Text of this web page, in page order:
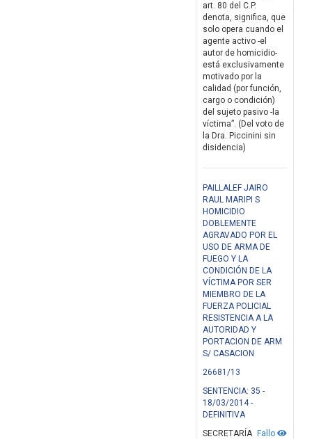
art. 80 del C.P.
denota, significa, que
solo opera cuando el
agente activo -el
autor de homicidio-
está exclusivamente
motivado por la
calidad (por función,
cargo o condición)
del sujeto pasivo -la
víctima”. (Del voto de
la Dra. Piccinini sin
disidencia)
PAILLALEF JAIRO
RAUL MARIPI S
HOMICIDIO
DOBLEMENTE
AGRAVADO POR EL
USO DE ARMA DE
FUEGO Y LA
CONDICIÓN DE LA
VÍCTIMA POR SER
MIEMBRO DE LA
FUERZA POLICIAL
RESISTENCIA A LA
AUTORIDAD Y
PORTACION DE ARM
S/ CASACION
26681/13
SENTENCIA: 35 -
18/03/2014 -
DEFINITIVA
Fallo
SECRETARÍA